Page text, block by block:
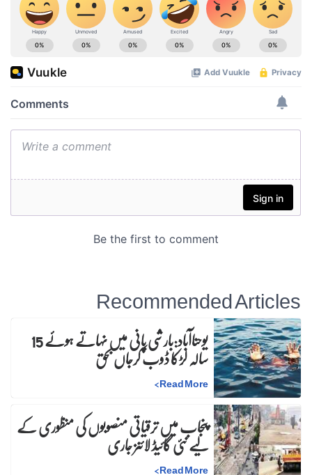
Recommended Articles
یوحناآباد:بارشی پانی میں نہاتے ہوئے 15 سالہ لڑکا ڈوب کرجاں بحق
Read More
>
پنجاب میں ترقیاتی منصوبوں کی منظوری کے
لیے نئی گائیڈ لائنز جاری
Read More
>